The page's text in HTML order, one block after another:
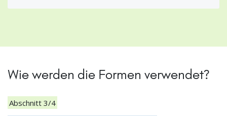
Wie werden die Formen verwendet?
Abschnitt 3/4